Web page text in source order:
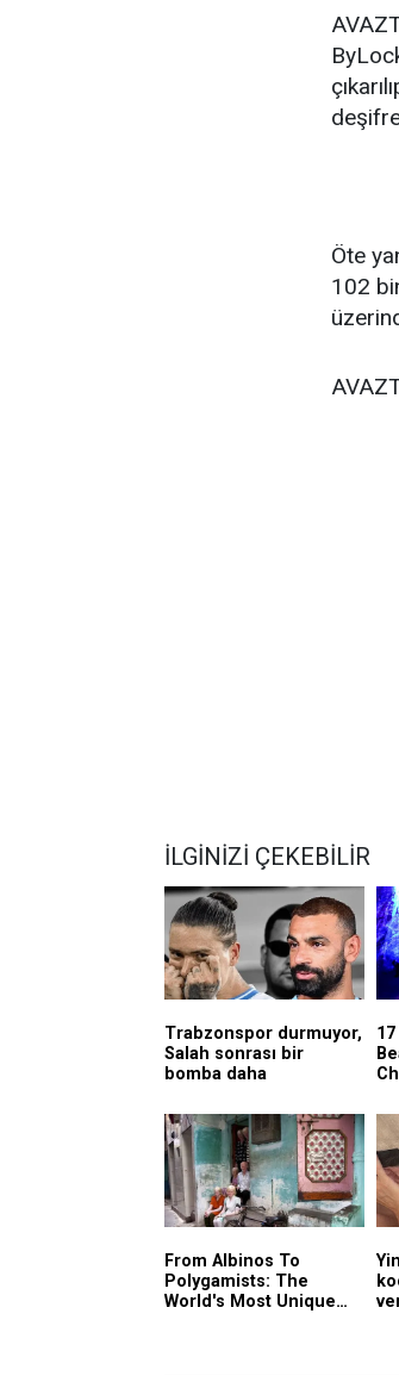
Öte
102